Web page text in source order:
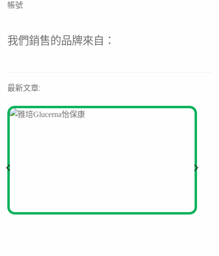
帳號
我們銷售的品牌來自：
最新文章: